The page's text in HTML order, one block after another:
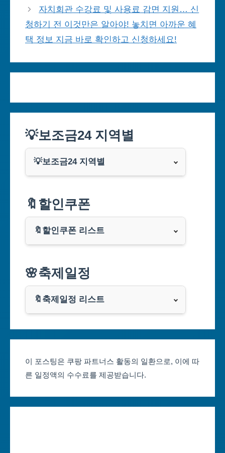
자치회관 수강료 및 사용료 감면 지원… 신
청하기 전 이것만은 알아야! 놓치면 아까운 혜
택 정보 지금 바로 확인하고 신청하세요!
💡보조금24 지역별
💡보조금24 지역별
부산광역시
대구광역시
인천광역시
광주광역시
대전광역시
🔖할인쿠폰
🔖할인쿠폰 리스트
쿠팡
클룩
🌸축제일정
🔖축제일정 리스트
대구축제 일정
인천축제 일정
이 포스팅은 쿠팡 파트너스 활동의 일환으로, 이에 따
른 일정액의 수수료를 제공받습니다.